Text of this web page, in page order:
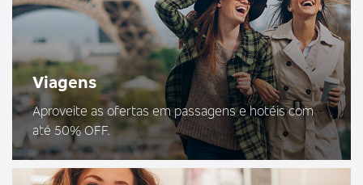
Viagens
Aproveite as ofertas em passagens e hotéis com
até 50% OFF.